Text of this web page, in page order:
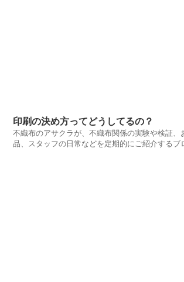
印刷の決め方ってどうしてるの？
不織布のアサクラが、不織布関係の実験や検証、
品、スタッフの日常などを定期的にご紹介するブ